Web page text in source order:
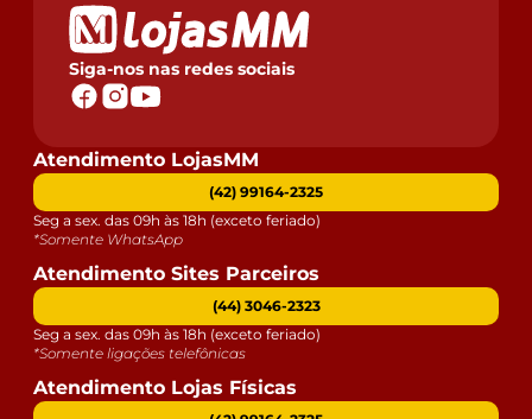
Siga-nos nas redes sociais
Atendimento LojasMM
(42) 99164-2325
Seg a sex. das 09h às 18h (exceto feriado)
*Somente WhatsApp
Atendimento Sites Parceiros
(44) 3046-2323
Seg a sex. das 09h às 18h (exceto feriado)
*Somente ligações telefônicas
Atendimento Lojas Físicas